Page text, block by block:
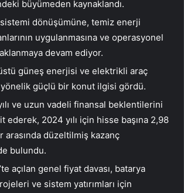
büyümeden kaynaklandı.
dönüşümüne, temiz enerji
uygulanmasına ve operasyonel
devam ediyor.
güneş enerjisi ve elektrikli araç
yönelik güçlü bir konut ilgisi gördü.
ve uzun vadeli finansal beklentilerini
ederek, 2024 yılı için hisse başına 2,98
arasında düzeltilmiş kazanç
bulundu.
açılan genel fiyat davası, batarya
ve sistem yatırımları için